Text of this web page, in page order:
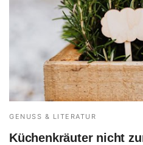
GENUSS & LITERATUR
Küchenkräuter nicht